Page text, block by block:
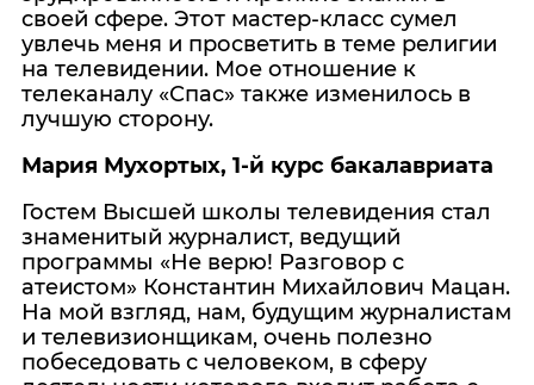
своей сфере. Этот мастер-класс сумел
увлечь меня и просветить в теме религии
на телевидении. Мое отношение к
телеканалу «Спас» также изменилось в
лучшую сторону.
Мария Мухортых, 1-й курс бакалавриата
Гостем Высшей школы телевидения стал
знаменитый журналист, ведущий
программы «Не верю! Разговор с
атеистом» Константин Михайлович Мацан.
На мой взгляд, нам, будущим журналистам
и телевизионщикам, очень полезно
побеседовать с человеком, в сферу